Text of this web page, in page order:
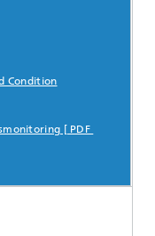
Condition
[ PDF